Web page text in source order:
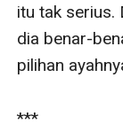
itu tak serius.
dia benar-
pilihan
***